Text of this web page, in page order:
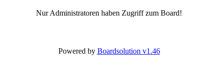
Nur Administratoren haben Zugriff zum Board!
Powered by Boardsolution v1.46